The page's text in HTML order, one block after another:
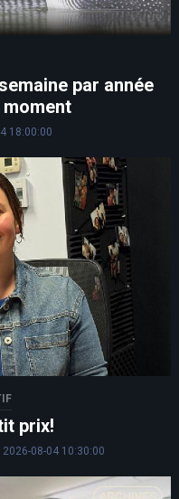
par année
18:00:00
prix!
2026-08-04 10:30:00